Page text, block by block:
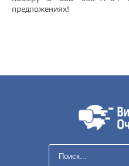
предложениях!